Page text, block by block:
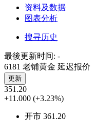
资料及数据
图表分析
搜寻历史
最後更新时间: -
6181 老铺黄金 延迟报价
更新
351.20
+11.000 (+3.23%)
开市 361.20